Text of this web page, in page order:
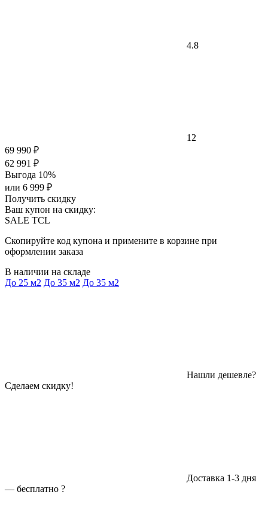
4.8
12
69 990 ₽
62 991 ₽
Выгода 10%
или 6 999 ₽
Получить скидку
Ваш купон на скидку:
SALE TCL
Скопируйте код купона и примените в корзине при
оформлении заказа
В наличии на складе
До 25 м2 До 35 м2 До 35 м2
Нашли дешевле?
Сделаем скидку!
Доставка 1-3 дня
— бесплатно ?